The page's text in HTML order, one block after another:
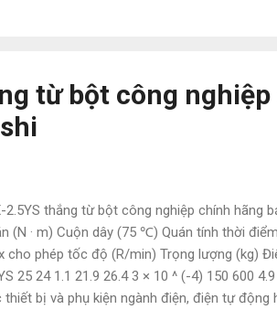
từ bột công
2.5YS thắng từ bột công nghiệp chính hãng
(N · m) Cuộn dây (75 ℃) Quán tính thời
cho phép tốc độ (R/min) Trọng lượng (kg)
25 24 1.1 21.9 26.4 3 × 10 ^ (-4) 150 600
thiết bị và phụ kiện ngành điện, điện tự động